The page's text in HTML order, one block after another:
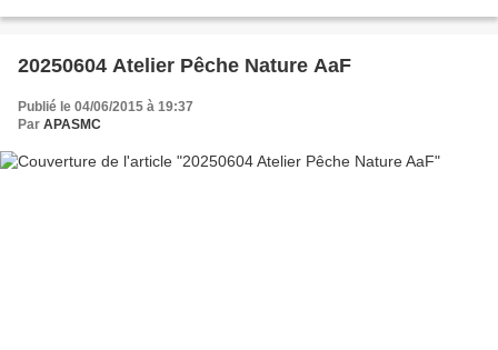
20250604 Atelier Pêche Nature AaF
Publié le 04/06/2015 à 19:37
Par APASMC